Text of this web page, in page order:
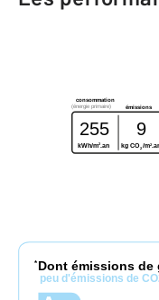
consommation
émissions
(énergie primaire)
255 9
kWh/m2.an kg CO2 /m2
* Dont émissions de
peu d'émissions de